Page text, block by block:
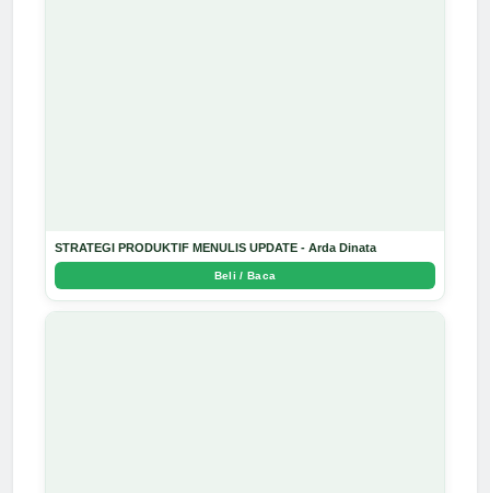
STRATEGI PRODUKTIF MENULIS UPDATE - Arda Dinata
Beli / Baca